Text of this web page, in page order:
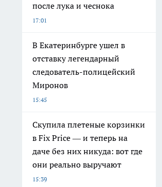
после лука и чеснока
17:01
В Екатеринбурге ушел в
отставку легендарный
следователь-полицейский
Миронов
15:45
Скупила плетеные корзинки
в Fix Price — и теперь на
даче без них никуда: вот где
они реально выручают
15:39